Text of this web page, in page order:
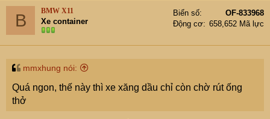
t
n
s
B BMW X11
Xe container
Biển số
OF-833968
Động cơ
658,652 Mã lực
mmxhung nói:
Quá ngon, thế này thì xe xăng dầu chỉ còn chờ rút ống
thở